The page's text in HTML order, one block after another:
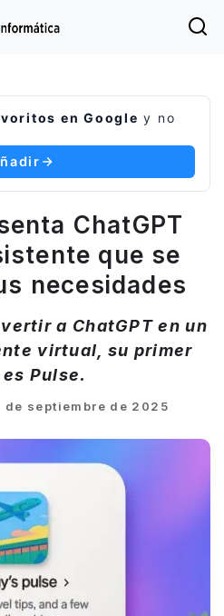
en Google y no
ChatGPT
que se
necesidades
a ChatGPT en un
virtual, su primer
Pulse.
de septiembre de 2025